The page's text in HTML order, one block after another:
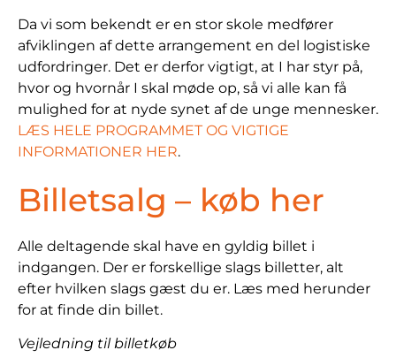
Da vi som bekendt er en stor skole medfører
afviklingen af dette arrangement en del logistiske
udfordringer. Det er derfor vigtigt, at I har styr på,
hvor og hvornår I skal møde op, så vi alle kan få
mulighed for at nyde synet af de unge mennesker.
LÆS HELE PROGRAMMET OG VIGTIGE
INFORMATIONER HER.
Billetsalg – køb her
Alle deltagende skal have en gyldig billet i
indgangen. Der er forskellige slags billetter, alt
efter hvilken slags gæst du er. Læs med herunder
for at finde din billet.
Vejledning til billetkøb